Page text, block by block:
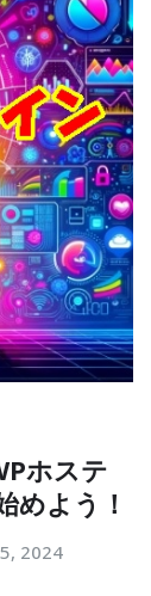
ホステ
めよう！
2024